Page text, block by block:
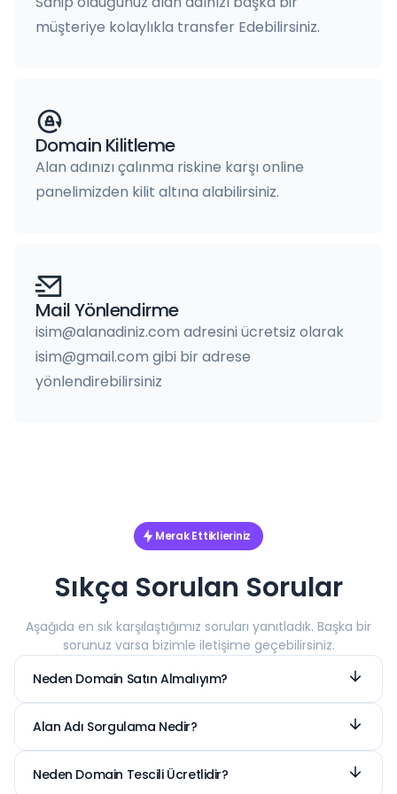
müşteriye kolaylıkla transfer Edebilirsiniz.
Domain Kilitleme
Alan adınızı çalınma riskine karşı online
panelimizden kilit altına alabilirsiniz.
Mail Yönlendirme
isim@alanadiniz.com adresini ücretsiz olarak
isim@gmail.com gibi bir adrese
yönlendirebilirsiniz
Merak Ettiklieriniz
Sıkça Sorulan Sorular
Aşağıda en sık karşılaştığımız soruları yanıtladık. Başka bir
sorunuz varsa bizimle iletişime geçebilirsiniz.
Neden Domain Satın Almalıyım?
Domain bir web sitesinin çalışması için olmazsa
olmaz bir servistir. Ziyaretçilerin sitenizi ziyaret
amacıyla geliştirilmiştir. Domain sistemi
Alan Adı Sorgulama Nedir?
Bir domain kayıt etmeden önce müsaitlik
durumunu kontrol etme sürecine alan adı
Neden Domain Tescili Ücretlidir?